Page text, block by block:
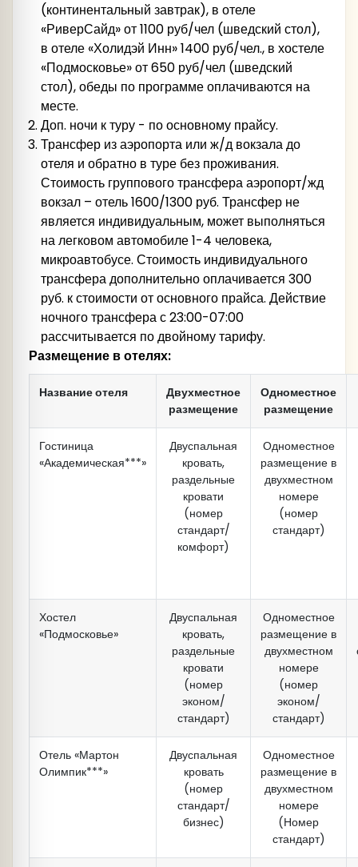
(континентальный завтрак), в отеле
«РиверСайд» от 1100 руб/чел (шведский стол),
в отеле «Холидэй Инн» 1400 руб/чел., в хостеле
«Подмосковье» от 650 руб/чел (шведский
стол), обеды по программе оплачиваются на
месте.
Доп. ночи к туру - по основному прайсу.
Трансфер из аэропорта или ж/д вокзала до
отеля и обратно в туре без проживания.
Стоимость группового трансфера аэропорт/жд
вокзал – отель 1600/1300 руб. Трансфер не
является индивидуальным, может выполняться
на легковом автомобиле 1-4 человека,
микроавтобусе. Стоимость индивидуального
трансфера дополнительно оплачивается 300
руб. к стоимости от основного прайса. Действие
ночного трансфера с 23:00-07:00
рассчитывается по двойному тарифу.
Размещение в отелях:
Название отеля
Двухместное
размещение
Одноместное
размещение
Гостиница
«Академическая***»
Двуспальная
кровать,
раздельные
кровати
(номер
стандарт/
комфорт)
Одноместное
размещение в
двухместном
номере
(номер
стандарт)
Хостел
«Подмосковье»
Двуспальная
кровать,
раздельные
кровати
(номер
эконом/
стандарт)
Одноместное
размещение в
двухместном
номере
(номер
эконом/
стандарт)
Отель «Мартон
Олимпик***»
Двуспальная
кровать
(номер
стандарт/
бизнес)
Одноместное
размещение в
двухместном
номере
(Номер
стандарт)